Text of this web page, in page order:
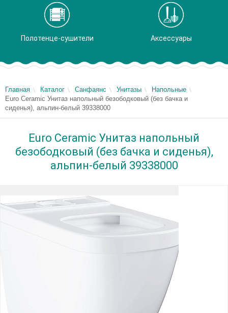
Полотенце-сушители Аксессуары
Главная Каталог Санфаянс Унитазы
Напольные
Euro Ceramic Унитаз напольный безободковый (без бачка и
сиденья), альпин-белый 39338000
Euro Ceramic Унитаз напольный
безободковый (без бачка и сиденья),
альпин-белый 39338000